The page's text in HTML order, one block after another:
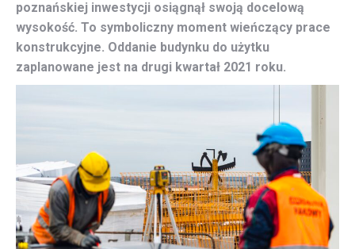
poznańskiej inwestycji osiągnął swoją docelową
wysokość. To symboliczny moment wieńczący prace
konstrukcyjne. Oddanie budynku do użytku
zaplanowane jest na drugi kwartał 2021 roku.